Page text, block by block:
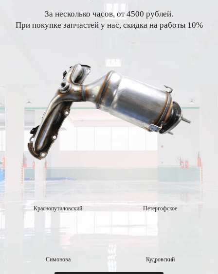
За несколько часов, от 4500 рублей.
При покупке запчастей у нас, скидка на работы 10%
Краснопутиловский Петергофское
Симонова Кудровский